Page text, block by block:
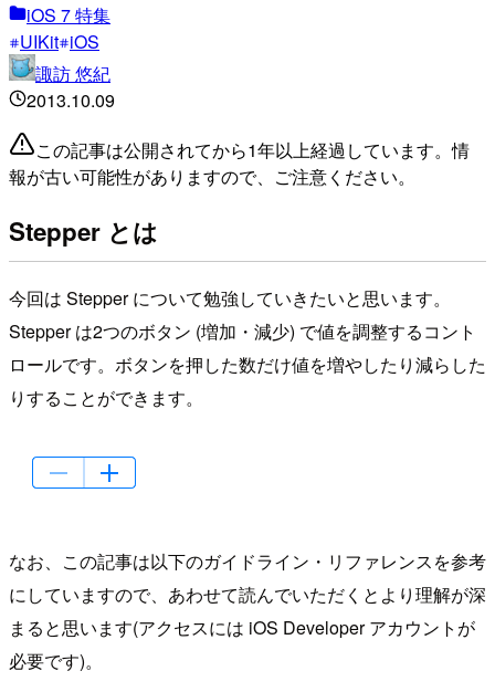
iOS 7 特集
UIKit iOS
諏訪 悠紀
2013.10.09
この記事は公開されてから1年以上経過しています。情
報が古い可能性がありますので、ご注意ください。
Stepper とは
今回は Stepper について勉強していきたいと思います。
Stepper は2つのボタン (増加・減少) で値を調整するコント
ロールです。ボタンを押した数だけ値を増やしたり減らした
りすることができます。
なお、この記事は以下のガイドライン・リファレンスを参考
にしていますので、あわせて読んでいただくとより理解が深
まると思います(アクセスには iOS Developer アカウントが
必要です)。